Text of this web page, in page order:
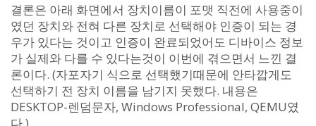
결론은 아래 화면에서 장치이름이 포맷 직전에 사용중이
였던 장치와 전혀 다른 장치로 선택해야 인증이 되는 경
우가 있다는 것이고 인증이 완료되었어도 디바이스 정보
가 실제와 다를 수 있다는것이 이번에 겪으면서 느낀 결
론이다. (자포자기 식으로 선택했기때문에 안타깝게도
선택하기 전 장치 이름을 남기지 못했다. 내용은
DESKTOP-렌덤문자, Windows Professional, QEMU였
다.)